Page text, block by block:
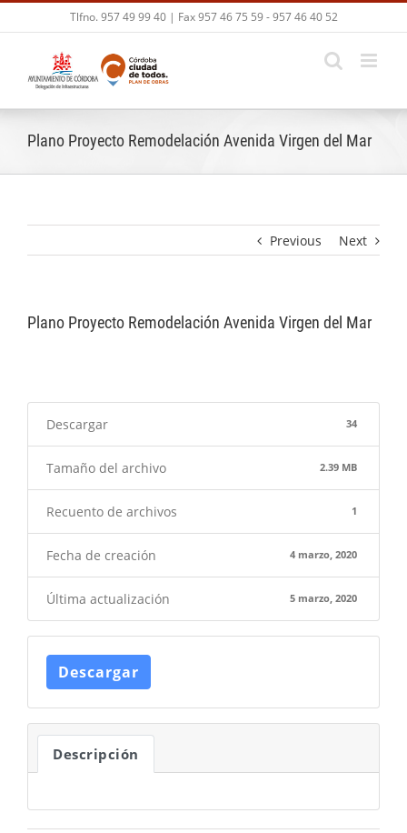
to
Tlfno. 957 49 99 40 | Fax 957 46 75 59 - 957 46 40 52
Plano Proyecto Remodelación Avenida Virgen del Mar
Previous Next
Plano Proyecto Remodelación Avenida Virgen del Mar
Descargar 34
Tamaño del archivo 2.39 MB
Recuento de archivos 1
Fecha de creación 4 marzo, 2020
Última actualización 5 marzo, 2020
Descargar
Descripción